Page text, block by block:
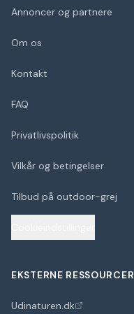
Annoncer og partnere
Om os
Kontakt
FAQ
Privatlivspolitik
Vilkår og betingelser
Tilbud på outdoor-grej
EKSTERNE RESSOURCER
Udinaturen.dk